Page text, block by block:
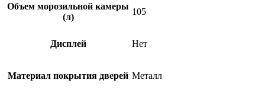
Объем морозильной камеры
(л)
105
Дисплей Нет
Материал покрытия дверей Металл